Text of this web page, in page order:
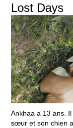
Lost Days
Ankhaa a 13 ans.
sœur et son chien